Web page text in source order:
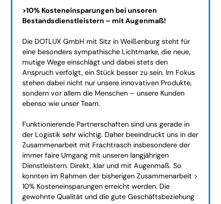
>10% Kosteneinsparungen bei unseren
Bestandsdienstleistern – mit Augenmaß!
Die DOTLUX GmbH mit Sitz in Weißenburg steht für
eine besonders sympathische Lichtmarke, die neue,
mutige Wege einschlägt und dabei stets den
Anspruch verfolgt, ein Stück besser zu sein. Im Fokus
stehen dabei nicht nur unsere innovativen Produkte,
sondern vor allem die Menschen – unsere Kunden
ebenso wie unser Team.
Funktionierende Partnerschaften sind uns gerade in
der Logistik sehr wichtig. Daher beeindruckt uns in der
Zusammenarbeit mit Frachtrasch insbesondere der
immer faire Umgang mit unseren langjährigen
Dienstleistern. Direkt, klar und mit Augenmaß. So
konnten im Rahmen der bisherigen Zusammenarbeit >
10% Kosteneinsparungen erreicht werden. Die
gewohnte Qualität und die gute Geschäftsbeziehung